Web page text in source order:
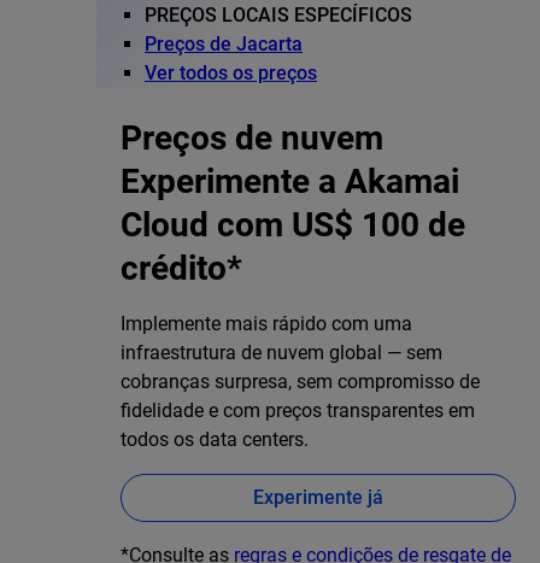
PREÇOS LOCAIS ESPECÍFICOS
Preços de Jacarta
Ver todos os preços
Preços de nuvem
Experimente a Akamai
Cloud com US$ 100 de
crédito*
Implemente mais rápido com uma
infraestrutura de nuvem global — sem
cobranças surpresa, sem compromisso de
fidelidade e com preços transparentes em
todos os data centers.
Experimente já
*Consulte as regras e condições de resgate de